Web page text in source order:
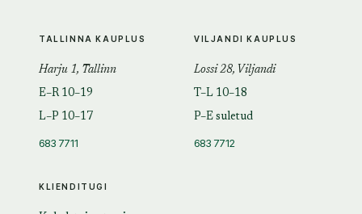
KLIENDITUGI
TALLINNA KAUPLUS
Harju 1, Tallinn
E–R 10–19
L–P 10–17
683 7711
VILJANDI KAUPLUS
Lossi 28, Viljandi
T–L 10–18
P–E suletud
683 7712